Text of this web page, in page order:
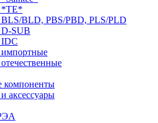
*TE*
BLD, PBS/PBD, PLS/PLD
SUB
компоненты
аксессуары